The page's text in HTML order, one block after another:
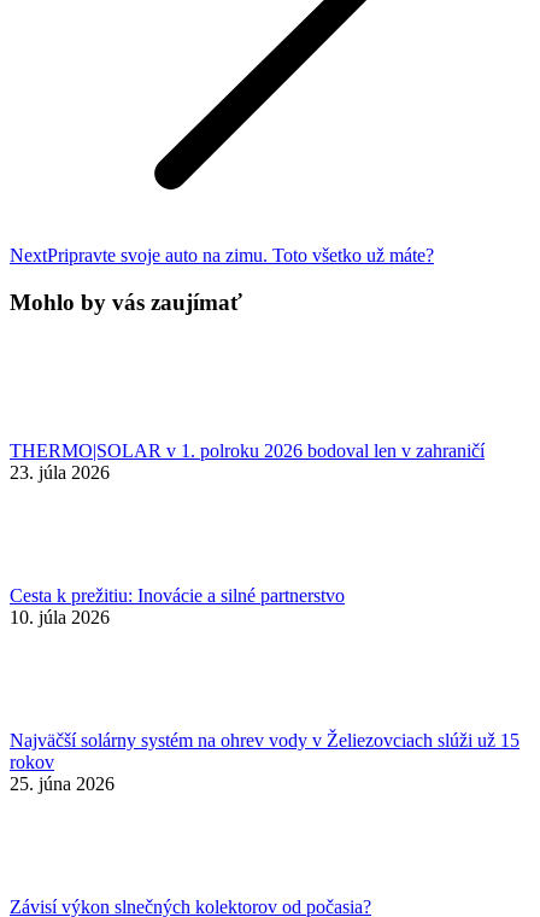
NextNext
Pripravte svoje auto na zimu. Toto všetko už máte?
Mohlo by vás zaujímať
THERMO|SOLAR v 1. polroku 2026 bodoval len v zahraničí
23. júla 2026
Cesta k prežitiu: Inovácie a silné partnerstvo
10. júla 2026
Najväčší solárny systém na ohrev vody v Želiezovciach slúži už 15
rokov
25. júna 2026
Závisí výkon slnečných kolektorov od počasia?